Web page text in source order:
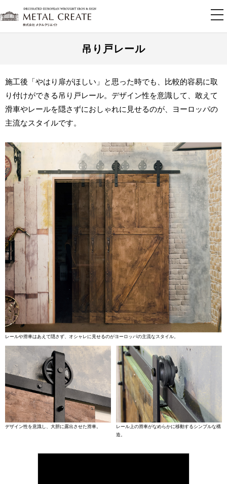
吊り戸レール
施工後「やはり扉がほしい」と思った時でも、比較的容易に取
り付けができる吊り戸レール。デザイン性を意識して、敢えて
滑車やレールを隠さずにおしゃれに見せるのが、ヨーロッパの
主流なスタイルです。
レールや滑車はあえて隠さず、オシャレに見せるのがヨーロッパの主流なスタイル。
デザイン性を意識し、大胆に露出させた滑車。
レール上の滑車がなめらかに移動するシンプルな構
造。